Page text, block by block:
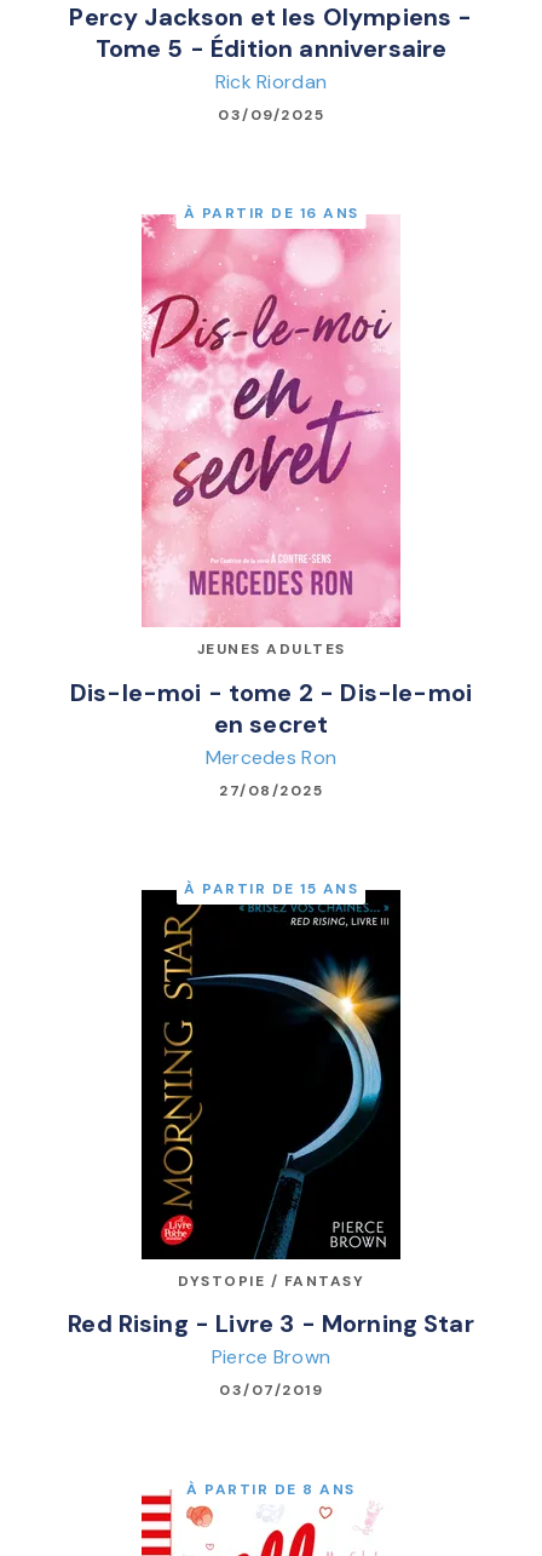
Percy Jackson et les Olympiens -
Tome 5 - Édition anniversaire
Rick Riordan
03/09/2025
À PARTIR DE 16 ANS
JEUNES ADULTES
Dis-le-moi - tome 2 - Dis-le-moi
en secret
Mercedes Ron
27/08/2025
À PARTIR DE 15 ANS
DYSTOPIE / FANTASY
Red Rising - Livre 3 - Morning Star
Pierce Brown
03/07/2019
À PARTIR DE 8 ANS